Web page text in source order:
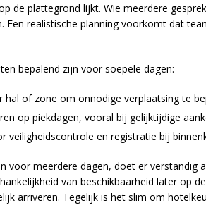
de plattegrond lijkt. Wie meerdere
Een realistische planning voorkomt dat
bepalend zijn voor soepele dagen:
hal of zone om onnodige verplaatsing te
op piekdagen, vooral bij gelijktijdige
veiligheidscontrole en registratie bij
voor meerdere dagen, doet er verstandig
van beschikbaarheid later op
arriveren. Tegelijk is het slim om